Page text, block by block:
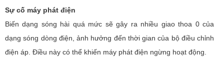
Sự cố máy phát điện
Biến dạng sóng hài quá mức sẽ gây ra nhiều giao thoa 0 của
dạng sóng dòng điện, ảnh hưởng đến thời gian của bộ điều chỉnh
điện áp. Điều này có thể khiến máy phát điện ngừng hoạt động.